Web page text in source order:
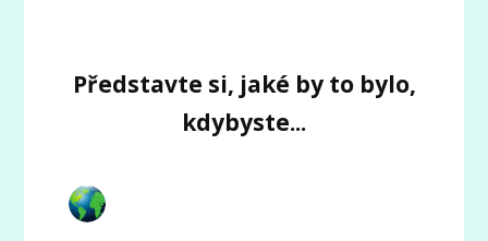
Představte si, jaké by to bylo,
kdybyste...